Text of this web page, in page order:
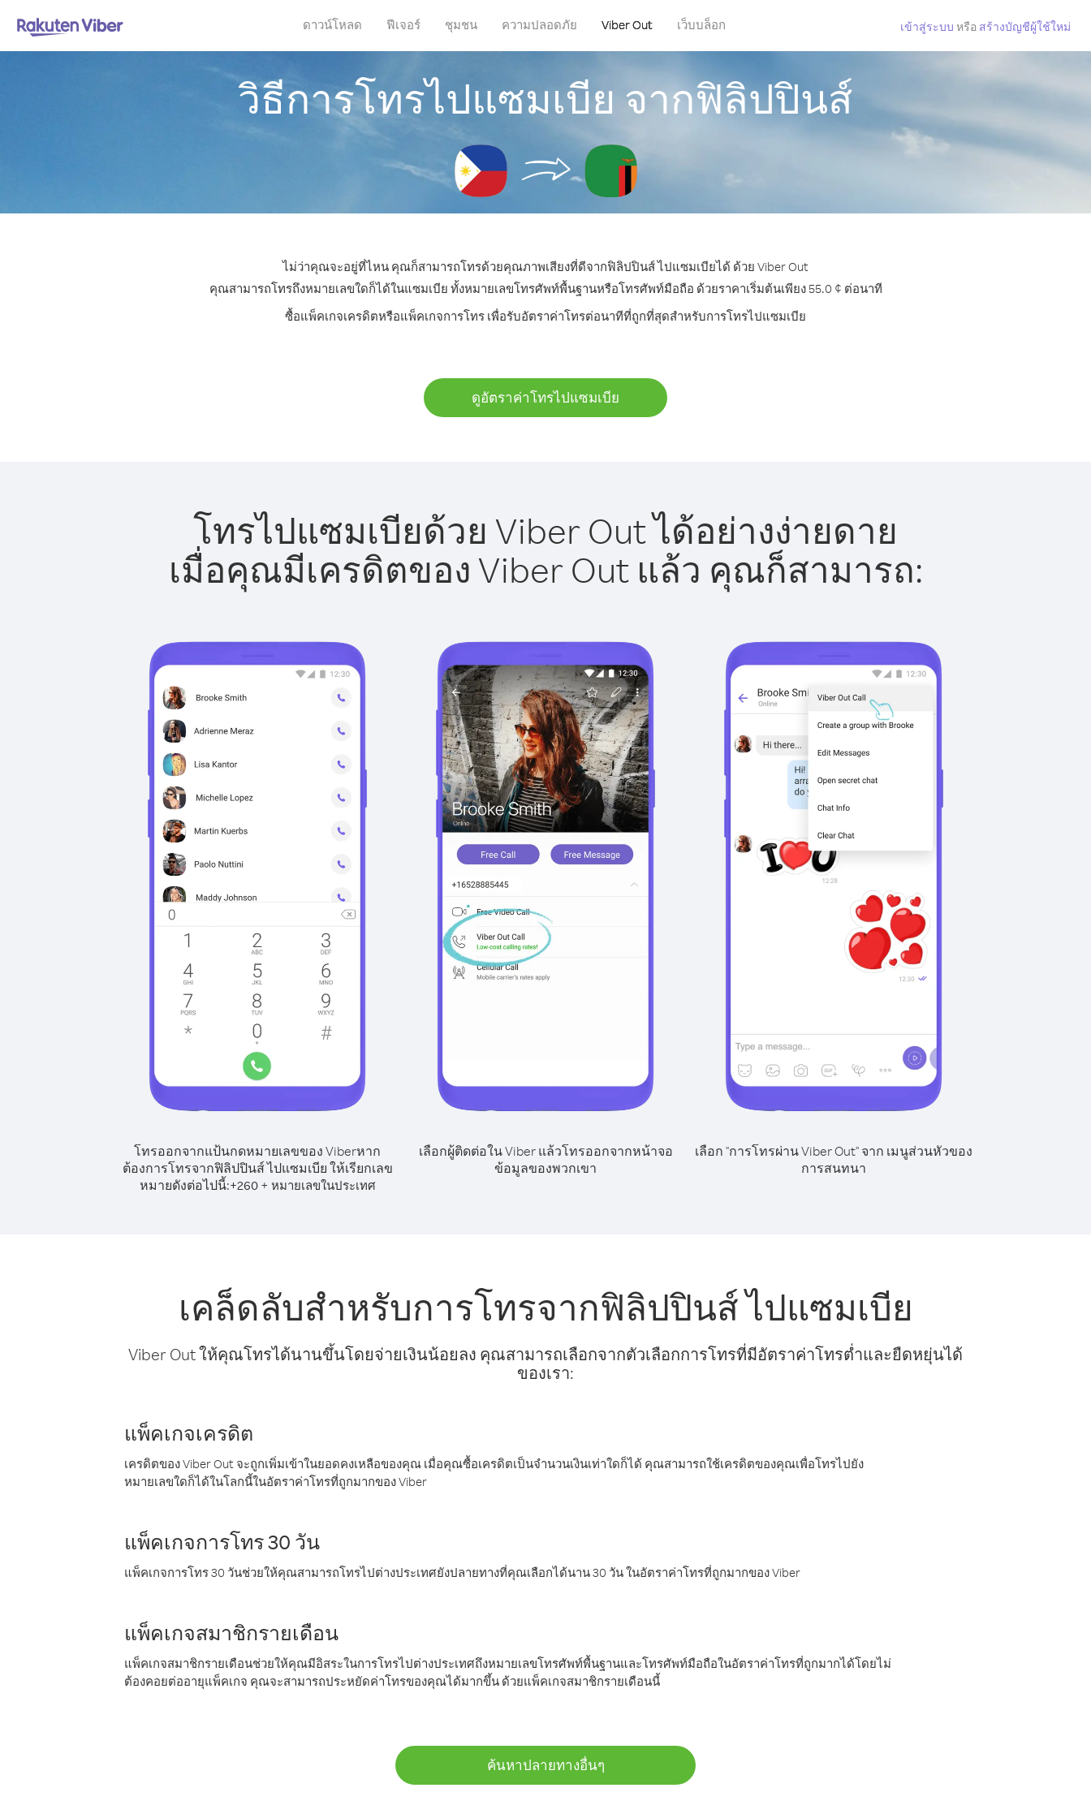
ดาวน์โหลด ฟีเจอร์ ชุมชน ความปลอดภัย Viber Out เว็บบล็อก เข้าสู่ระบบ หรือ สร้างบัญชีผู้ใช้ใหม่
วิธีการโทรไปแซมเบีย จากฟิลิปปินส์
ไม่ว่าคุณจะอยู่ที่ไหน คุณก็สามารถโทรด้วยคุณภาพเสียงที่ดีจากฟิลิปปินส์ ไปแซมเบียได้ ด้วย Viber Out
คุณสามารถโทรถึงหมายเลขใดก็ได้ในแซมเบีย ทั้งหมายเลขโทรศัพท์พื้นฐานหรือโทรศัพท์มือถือ ด้วยราคาเริ่มต้นเพียง 55.0 ¢ ต่อนาที
ซื้อแพ็คเกจเครดิตหรือแพ็คเกจการโทร เพื่อรับอัตราค่าโทรต่อนาทีที่ถูกที่สุดสำหรับการโทรไปแซมเบีย
ดูอัตราค่าโทรไปแซมเบีย
โทรไปแซมเบียด้วย Viber Out ได้อย่างง่ายดาย
เมื่อคุณมีเครดิตของ Viber Out แล้ว คุณก็สามารถ:
โทรออกจากแป้นกดหมายเลขของ Viberหาก
ต้องการโทรจากฟิลิปปินส์ ไปแซมเบีย ให้เรียกเลข
หมายดังต่อไปนี้:+260+ หมายเลขในประเทศ
เลือกผู้ติดต่อใน Viber แล้วโทรออกจากหน้าจอ
ข้อมูลของพวกเขา
เลือก "การโทรผ่าน Viber Out" จาก เมนูส่วนหัวของ
การสนทนา
เคล็ดลับสำหรับการโทรจากฟิลิปปินส์ ไปแซมเบีย
Viber Out ให้คุณโทรได้นานขึ้นโดยจ่ายเงินน้อยลง คุณสามารถเลือกจากตัวเลือกการโทรที่มีอัตราค่าโทรต่ำและยืดหยุ่นได้
ของเรา:
แพ็คเกจเครดิต
เครดิตของ Viber Out จะถูกเพิ่มเข้าในยอดคงเหลือของคุณ เมื่อคุณซื้อเครดิตเป็นจำนวนเงินเท่าใดก็ได้ คุณสามารถใช้เครดิตของคุณเพื่อโทรไปยัง
หมายเลขใดก็ได้ในโลกนี้ในอัตราค่าโทรที่ถูกมากของ Viber
แพ็คเกจการโทร 30 วัน
แพ็คเกจการโทร 30 วันช่วยให้คุณสามารถโทรไปต่างประเทศยังปลายทางที่คุณเลือกได้นาน 30 วัน ในอัตราค่าโทรที่ถูกมากของ Viber
แพ็คเกจสมาชิกรายเดือน
แพ็คเกจสมาชิกรายเดือนช่วยให้คุณมีอิสระในการโทรไปต่างประเทศถึงหมายเลขโทรศัพท์พื้นฐานและโทรศัพท์มือถือในอัตราค่าโทรที่ถูกมากได้โดยไม่
ต้องคอยต่ออายุแพ็คเกจ คุณจะสามารถประหยัดค่าโทรของคุณได้มากขึ้น ด้วยแพ็คเกจสมาชิกรายเดือนนี้
ค้นหาปลายทางอื่นๆ